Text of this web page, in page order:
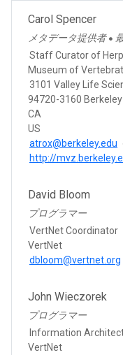
Carol Spencer
メタデータ提供者 ●
Staff Curator of
Museum of
3101 Valley Life
94720-3160 Berkeley
CA
US
atrox@berkeley.edu
http://
David Bloom
プログラマー
VertNet Coordinator
VertNet
dbloom@vertnet.org
John Wieczorek
プログラマー
Information
VertNet